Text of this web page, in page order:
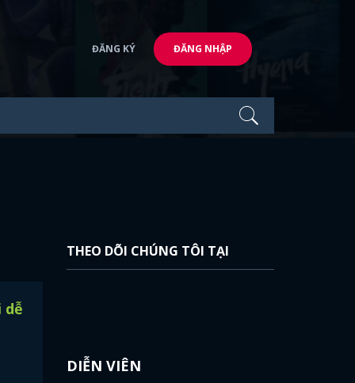
ĐĂNG KÝ ĐĂNG NHẬP
dễ
THEO DÕI CHÚNG TÔI TẠI
DIỄN VIÊN